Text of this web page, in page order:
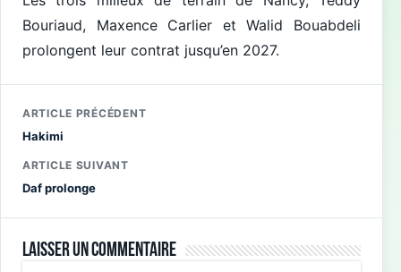
Bouriaud, Maxence Carlier et Walid Bouabdeli
prolongent leur contrat jusqu’en 2027.
ARTICLE PRÉCÉDENT
Hakimi
ARTICLE SUIVANT
Daf prolonge
Laisser un commentaire